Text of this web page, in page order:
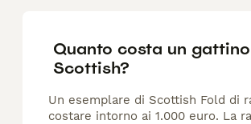
Quanto costa un gattino
Scottish?
Un esemplare di Scottish Fold di
costare intorno ai 1.000 euro. La